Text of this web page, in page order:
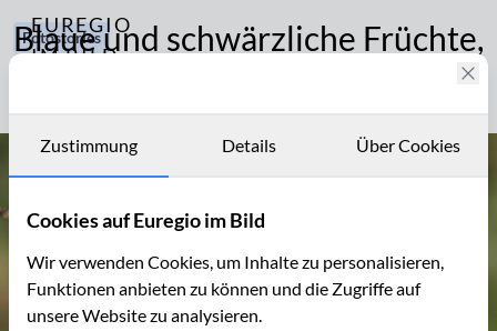
EUREGIO
IM BILD
Archiv
Kontakt
Fotostories
Tiere
Blaue und schwärzliche Früchte,
Zustimmung Details Über Cookies
Cookies auf Euregio im Bild
Wir verwenden Cookies, um Inhalte zu personalisieren,
Funktionen anbieten zu können und die Zugriffe auf
unsere Website zu analysieren.